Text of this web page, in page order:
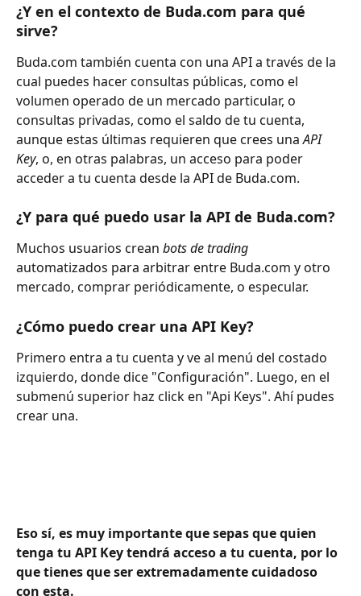
¿Y en el contexto de Buda.com para qué
sirve?
Buda.com también cuenta con una API a través de la
cual puedes hacer consultas públicas, como el
volumen operado de un mercado particular, o
consultas privadas, como el saldo de tu cuenta,
aunque estas últimas requieren que crees una API
Key, o, en otras palabras, un acceso para poder
acceder a tu cuenta desde la API de Buda.com.
¿Y para qué puedo usar la API de Buda.com?
Muchos usuarios crean bots de trading
automatizados para arbitrar entre Buda.com y otro
mercado, comprar periódicamente, o especular.
¿Cómo puedo crear una API Key?
Primero entra a tu cuenta y ve al menú del costado
izquierdo, donde dice "Configuración". Luego, en el
submenú superior haz click en "Api Keys". Ahí pudes
crear una.
Eso sí, es muy importante que sepas que quien
tenga tu API Key tendrá acceso a tu cuenta, por lo
que tienes que ser extremadamente cuidadoso
con esta.